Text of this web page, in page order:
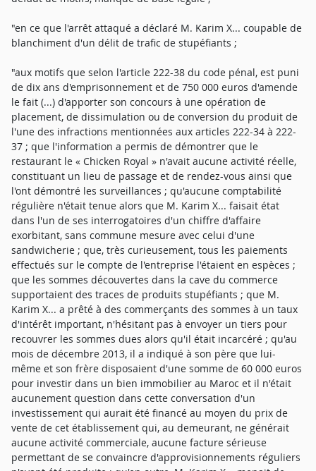
"en ce que l'arrêt attaqué a déclaré M. Karim X... coupable de
blanchiment d'un délit de trafic de stupéfiants ;
"aux motifs que selon l'article 222-38 du code pénal, est puni
de dix ans d'emprisonnement et de 750 000 euros d'amende
le fait (...) d'apporter son concours à une opération de
placement, de dissimulation ou de conversion du produit de
l'une des infractions mentionnées aux articles 222-34 à 222-
37 ; que l'information a permis de démontrer que le
restaurant le « Chicken Royal » n'avait aucune activité réelle,
constituant un lieu de passage et de rendez-vous ainsi que
l'ont démontré les surveillances ; qu'aucune comptabilité
régulière n'était tenue alors que M. Karim X... faisait état
dans l'un de ses interrogatoires d'un chiffre d'affaire
exorbitant, sans commune mesure avec celui d'une
sandwicherie ; que, très curieusement, tous les paiements
effectués sur le compte de l'entreprise l'étaient en espèces ;
que les sommes découvertes dans la cave du commerce
supportaient des traces de produits stupéfiants ; que M.
Karim X... a prêté à des commerçants des sommes à un taux
d'intérêt important, n'hésitant pas à envoyer un tiers pour
recouvrer les sommes dues alors qu'il était incarcéré ; qu'au
mois de décembre 2013, il a indiqué à son père que lui-
même et son frère disposaient d'une somme de 60 000 euros
pour investir dans un bien immobilier au Maroc et il n'était
aucunement question dans cette conversation d'un
investissement qui aurait été financé au moyen du prix de
vente de cet établissement qui, au demeurant, ne générait
aucune activité commerciale, aucune facture sérieuse
permettant de se convaincre d'approvisionnements réguliers